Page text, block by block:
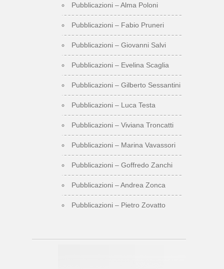
Pubblicazioni – Alma Poloni
Pubblicazioni – Fabio Pruneri
Pubblicazioni – Giovanni Salvi
Pubblicazioni – Evelina Scaglia
Pubblicazioni – Gilberto Sessantini
Pubblicazioni – Luca Testa
Pubblicazioni – Viviana Troncatti
Pubblicazioni – Marina Vavassori
Pubblicazioni – Goffredo Zanchi
Pubblicazioni – Andrea Zonca
Pubblicazioni – Pietro Zovatto